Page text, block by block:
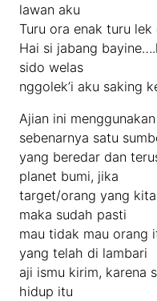
lawan aku
Turu ora enak turu
Hai si jabang
sido welas
nggolek’i aku saking
Ajian ini
sebenarnya satu
yang beredar dan
planet bumi, jika
target/orang yang
maka sudah pasti
mau tidak mau orang
yang telah di lambari
aji ismu kirim, karena
hidup itu